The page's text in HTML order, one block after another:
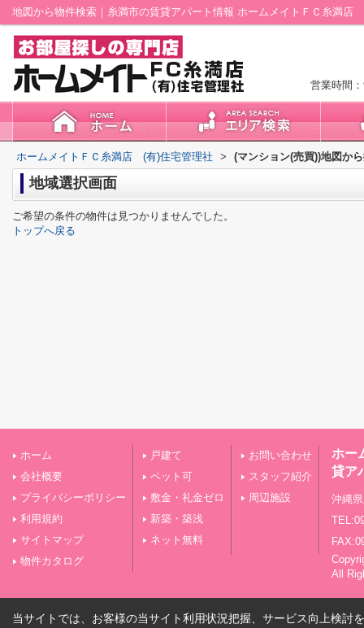
地図から物件検索｜糸満市の賃貸アパート情報 ホームメイトＦＣ糸満店
営業時間
ホームメイトＦＣ糸満店 (有)住宅管理社 > (マンション(売買))地図か
地域選択画面
ご希望の条件の物件は見つかりませんでした。
トップへ戻る
ホーム
会社概要
プライバシーポリシー
利用規約
サイトマップ
物件カタログ
戸建て
ペット可
敷金・礼金ゼロ
新築・築浅
ネット無料
お問い合わせ
スタッフ紹介
周辺施設
ホー
貸ア
沖縄
All
当サイトでは、お客様の当サイト利用状況把握、サービス向上検討